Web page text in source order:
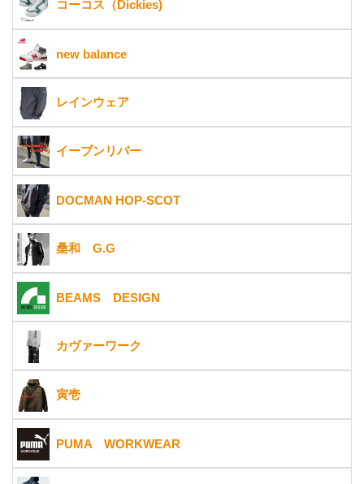
コーコス（Dickies)
new balance
レインウェア
イーブンリバー
DOCMAN HOP-SCOT
桑和 G.G
BEAMS DESIGN
カヴァーワーク
寅壱
PUMA WORKWEAR